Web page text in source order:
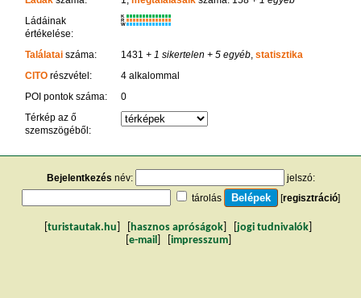
Ládáinak
értékelése:
K
R
W
Találataiszáma: 1431 + 1 sikertelen + 5 egyéb, statisztika
CITOrészvétel:
4 alkalommal
POI pontok száma:
0
Térkép az ő
szemszögéből:
Bejelentkezés név:
jelszó:
tárolás
[regisztráció]
turistautak.hu hasznos apróságok jogi tudnivalók
e-mail impresszum]